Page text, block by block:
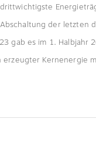
der letzten
gab es im 1. Halbjahr
erzeugter Kernenergie